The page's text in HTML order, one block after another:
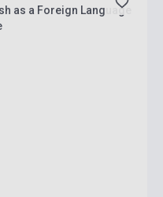
as a Foreign Language